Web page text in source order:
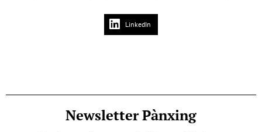
LinkedIn
Newsletter Pànxing